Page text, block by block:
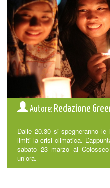
Autore: Redazione
Dalle 20.30 si spegneranno
limiti la crisi climatica.
sabato 23 marzo al
un’ora.